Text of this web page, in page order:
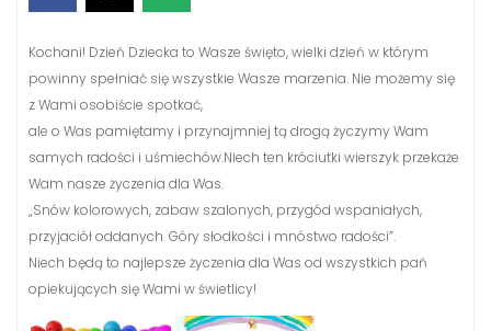
Kochani! Dzień Dziecka to Wasze święto, wielki dzień w którym
powinny spełniać się wszystkie Wasze marzenia. Nie możemy się
z Wami osobiście spotkać,
ale o Was pamiętamy i przynajmniej tą drogą życzymy Wam
samych radości i uśmiechów.Niech ten króciutki wierszyk przekaże
Wam nasze życzenia dla Was.
„Snów kolorowych, zabaw szalonych, przygód wspaniałych,
przyjaciół oddanych. Góry słodkości i mnóstwo radości”.
Niech będą to najlepsze życzenia dla Was od wszystkich pań
opiekujących się Wami w świetlicy!